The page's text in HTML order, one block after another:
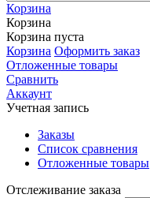
Корзина
Корзина
Корзина пуста
Корзина Оформить заказ
Отложенные товары
Сравнить
Аккаунт
Учетная запись
Заказы
Список сравнения
Отложенные товары
Отслеживание заказа